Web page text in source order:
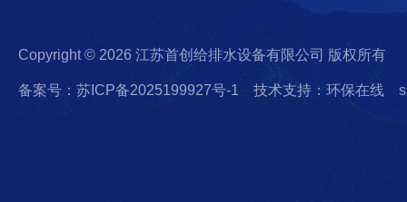
Copyright © 2026 江苏首创给排水设备有限公司 版权所有
备案号：苏ICP备2025199927号-1 技术支持：环保在线